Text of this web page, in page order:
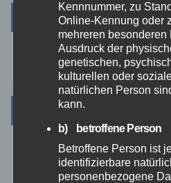
Suche
Kategorien
Aktuelles
Kennnummer, zu
Online-Kennung oder
mehreren besonderen
Ausdruck der
genetischen,
kulturellen oder
natürlichen Person
kann.
b) betroffene Person
Betroffene Person ist
identifizierbare
personenbezogene